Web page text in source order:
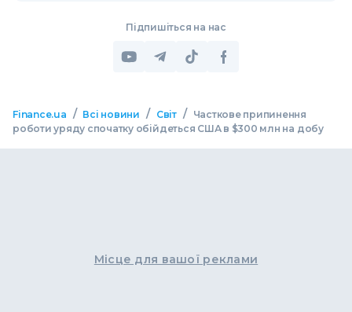
Підпишіться на нас
Finance.ua / Всі новини / Світ /
Часткове припинення
роботи уряду спочатку обійдеться США в $300 млн на добу
Місце для вашої реклами